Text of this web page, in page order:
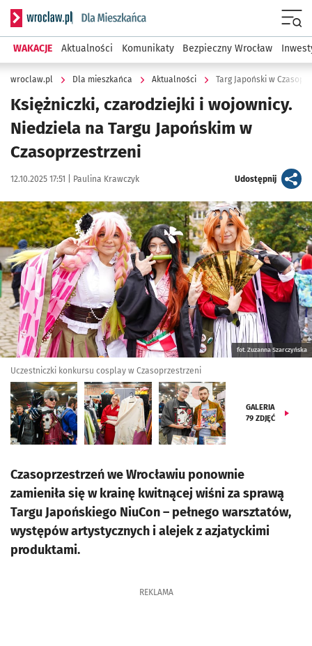
Serwis informacyjny wroclaw.pl podserwis: Dla mieszkańca
WAKACJE Aktualności Komunikaty Bezpieczny Wrocław
wroclaw.pl Dla mieszkańca Aktualności Targ Japoński w
Księżniczki, czarodziejki i wojownicy.
Niedziela na Targu Japońskim w
Czasoprzestrzeni
Data publikacji:
12.10.2025 17:51 | Autor:
Paulina Krawczyk Udostępnijartykuł
Kliknij, aby zobaczyć galerię
fot. Zuzanna Szarczyńska
Uczestniczki konkursu cosplay w Czasoprzestrzeni
GALERIA
79 ZDJĘĆ
Czasoprzestrzeń we Wrocławiu ponownie
zamieniła się w krainę kwitnącej wiśni za sprawą
Targu Japońskiego NiuCon – pełnego warsztatów,
występów artystycznych i alejek z azjatyckimi
produktami.
REKLAMA